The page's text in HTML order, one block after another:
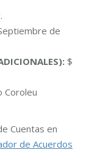
de
$
Coroleu
Cuentas en
de Acuerdos